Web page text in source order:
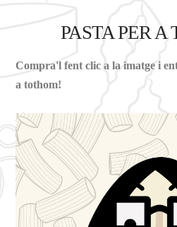
PASTA PER A
Compra'l fent clic a la imatge i
a tothom!